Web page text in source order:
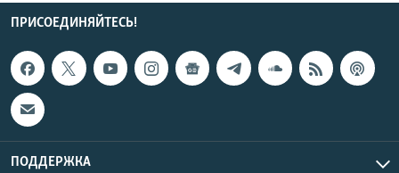
ПРИСОЕДИНЯЙТЕСЬ!
ПОДДЕРЖКА